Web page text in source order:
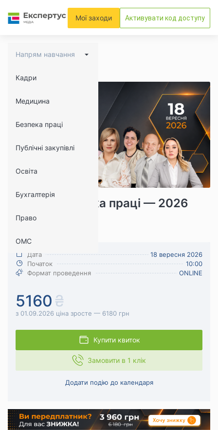
Мої заходи Активувати код доступу
Напрям навчання
Кадри
Медицина
Безпека праці
Публічні закупівлі
Освіта
Бухгалтерія
Право
ОМС
Конгрес Безпека праці — 2026
(онлайн)
947
Дата
18 вересня 2026
Початок
10:00
Формат проведення
ONLINE
5160
з 01.09.2026 ціна зросте — 6180 грн
Купити квиток
Замовити в 1 клік
Додати подію до календаря